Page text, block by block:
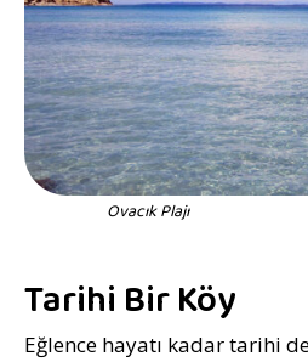
Ovacık Plajı
Tarihi Bir Köy
Eğlence hayatı kadar tarihi